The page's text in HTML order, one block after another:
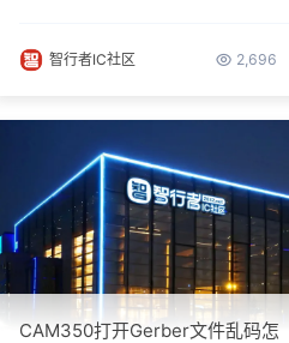
智行者IC社区 2,696
CAM350打开Gerber文件乱码怎